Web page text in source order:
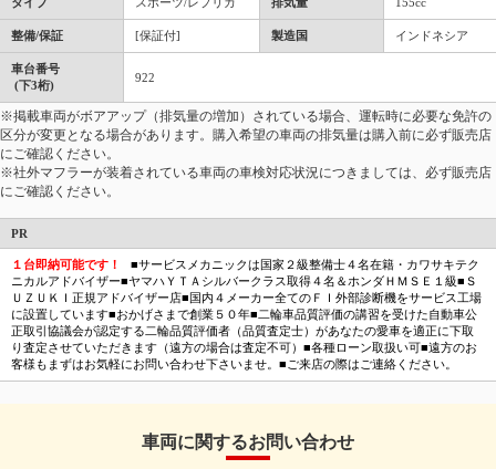
整備/保証 [保証付] 製造国 インドネシア
車台番号
(下3桁)
922
※掲載車両がボアアップ（排気量の増加）されている場合、運転時に必要な免許の
区分が変更となる場合があります。購入希望の車両の排気量は購入前に必ず販売店
にご確認ください。
※社外マフラーが装着されている車両の車検対応状況につきましては、必ず販売店
にご確認ください。
PR
１台即納可能です！
■サービスメカニックは国家２級整備士４名在籍・カワサキテク
ニカルアドバイザー■ヤマハＹＴＡシルバークラス取得４名＆ホンダＨＭＳＥ１級■Ｓ
ＵＺＵＫＩ正規アドバイザー店■国内４メーカー全てのＦＩ外部診断機をサービス工場
に設置しています■おかげさまで創業５０年■二輪車品質評価の講習を受けた自動車公
正取引協議会が認定する二輪品質評価者（品質査定士）があなたの愛車を適正に下取
り査定させていただきます（遠方の場合は査定不可）■各種ローン取扱い可■遠方のお
客様もまずはお気軽にお問い合わせ下さいませ。■ご来店の際はご連絡ください。
車両に関するお問い合わせ